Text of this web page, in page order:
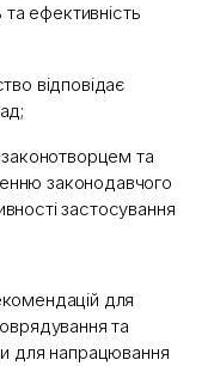
та ефективність
відповідає
та
законодавчого
застосування
для
та
для напрацювання